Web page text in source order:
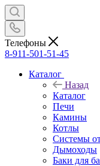
Телефоны
8-911-501-51-45
Каталог
Назад
Каталог
Печи
Камины
Котлы
Системы
Дымоходы
Баки для